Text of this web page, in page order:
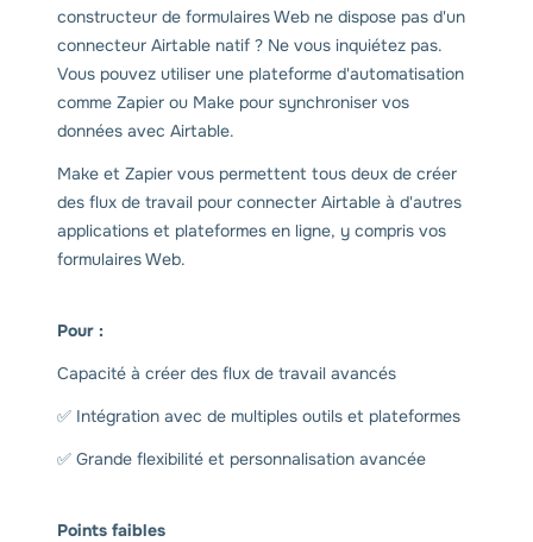
constructeur de formulaires Web ne dispose pas d'un
connecteur Airtable natif ? Ne vous inquiétez pas.
Vous pouvez utiliser une plateforme d'automatisation
comme Zapier ou Make pour synchroniser vos
données avec Airtable.
Make et Zapier vous permettent tous deux de créer
des flux de travail pour connecter Airtable à d'autres
applications et plateformes en ligne, y compris vos
formulaires Web.
Pour :
Capacité à créer des flux de travail avancés
✅ Intégration avec de multiples outils et plateformes
✅ Grande flexibilité et personnalisation avancée
Points faibles